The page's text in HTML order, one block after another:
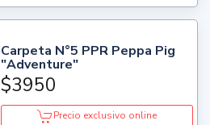
Carpeta N°5 PPR Peppa Pig
"Adventure"
$3950
Precio exclusivo online